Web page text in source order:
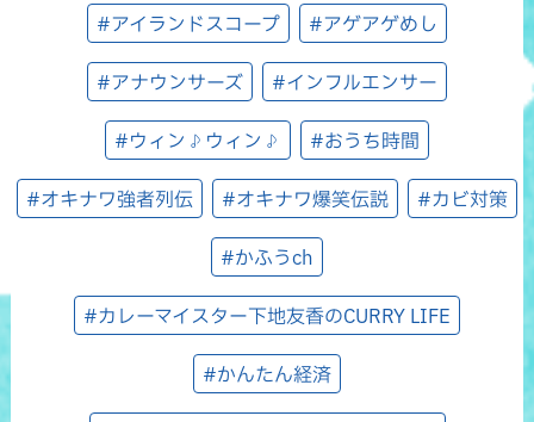
#アイランドスコープ #アゲアゲめし
#アナウンサーズ #インフルエンサー
#ウィン♪ウィン♪ #おうち時間
#オキナワ強者列伝 #オキナワ爆笑伝説 #カビ対策
#かふうch
#カレーマイスター下地友香のCURRY LIFE
#かんたん経済